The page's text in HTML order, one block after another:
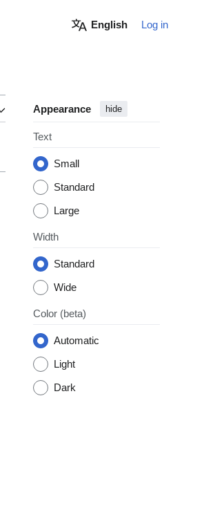
English Log in
Appearance hide
Text
Small
Standard
Large
Width
Standard
Wide
Color (beta)
Automatic
Light
Dark